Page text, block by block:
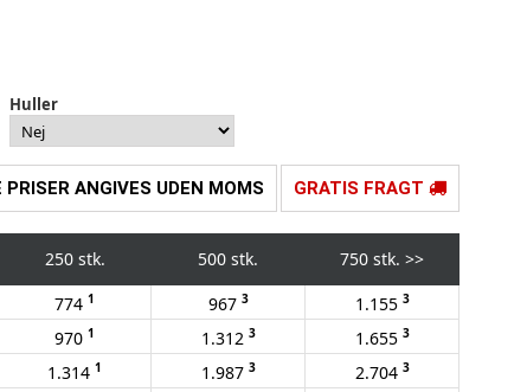
Huller
PRISER ANGIVES UDEN MOMS GRATIS FRAGT
250 stk. 500 stk. 750 stk. >>
774 1 967 3 1.155 3
970 1 1.312 3 1.655 3
1.314 1 1.987 3 2.704 3